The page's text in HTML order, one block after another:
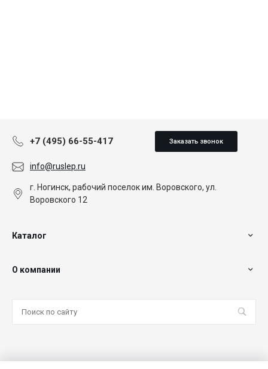
+7 (495) 66-55-417 Заказать звонок
info@ruslep.ru
г. Ногинск, рабочий поселок им. Воровского, ул.
Воровского 12
Каталог
О компании